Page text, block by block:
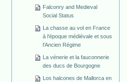
Falconry and Medieval
Social Status
La chasse au vol en France
à l'époque médiévale et sous
l'Ancien Régime
La vénerie et la fauconnerie
des ducs de Bourgogne
Los halcones de Mallorca en